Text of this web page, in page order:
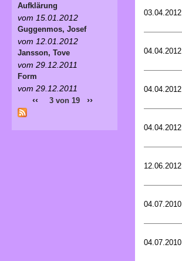
03.04.2012
04.04.2012
04.04.2012
04.04.2012
12.06.2012
04.07.2010
04.07.2010
Aufklärung
vom 15.01.2012
Guggenmos, Josef
vom 12.01.2012
Jansson, Tove
vom 29.12.2011
Form
vom 29.12.2011
‹‹ 3 von 19 ››